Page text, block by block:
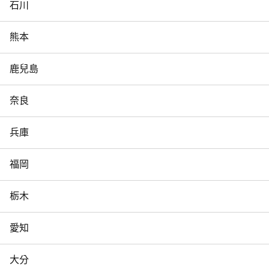
石川
熊本
鹿兒島
奈良
兵庫
福岡
栃木
愛知
大分